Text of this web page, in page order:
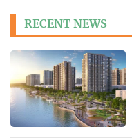
RECENT NEWS